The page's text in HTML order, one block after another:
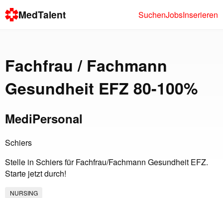
MedTalent SuchenJobsInserieren
Fachfrau / Fachmann
Gesundheit EFZ 80-100%
MediPersonal
Schiers
Stelle in Schiers für Fachfrau/Fachmann Gesundheit EFZ.
Starte jetzt durch!
NURSING